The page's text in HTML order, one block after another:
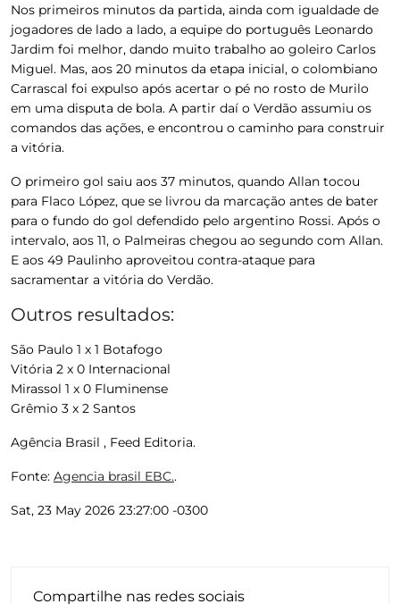
Nos primeiros minutos da partida, ainda com igualdade de
jogadores de lado a lado, a equipe do português Leonardo
Jardim foi melhor, dando muito trabalho ao goleiro Carlos
Miguel. Mas, aos 20 minutos da etapa inicial, o colombiano
Carrascal foi expulso após acertar o pé no rosto de Murilo
em uma disputa de bola. A partir daí o Verdão assumiu os
comandos das ações, e encontrou o caminho para construir
a vitória.
O primeiro gol saiu aos 37 minutos, quando Allan tocou
para Flaco López, que se livrou da marcação antes de bater
para o fundo do gol defendido pelo argentino Rossi. Após o
intervalo, aos 11, o Palmeiras chegou ao segundo com Allan.
E aos 49 Paulinho aproveitou contra-ataque para
sacramentar a vitória do Verdão.
Outros resultados:
São Paulo 1 x 1 Botafogo
Vitória 2 x 0 Internacional
Mirassol 1 x 0 Fluminense
Grêmio 3 x 2 Santos
Agência Brasil , Feed Editoria.
Fonte: Agencia brasil EBC..
Sat, 23 May 2026 23:27:00 -0300
Compartilhe nas redes sociais